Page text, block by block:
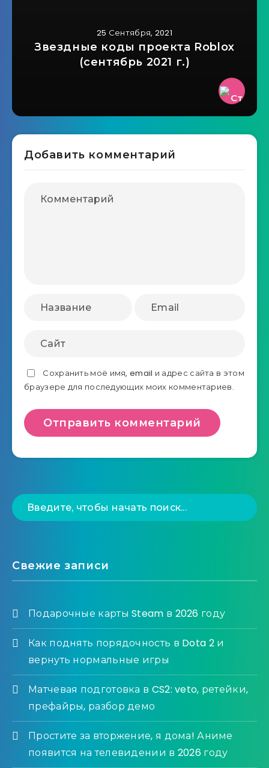
25 Сентября, 2021
Звездные коды проекта Roblox
(сентябрь 2021 г.)
Добавить комментарий
Сохранить моё имя, email и адрес сайта в этом
браузере для последующих моих комментариев.
Свежие записи
Подарочные карты Steam в 2026 году
Как поднять порядочность в Dota 2 и
вернуть нормальные игры
Матчевая подготовка в CS2: veto, ретейки,
префайры, разбор демо
Простите за вторжение, я дома! Аниме
появится на телевидении в 2026 году